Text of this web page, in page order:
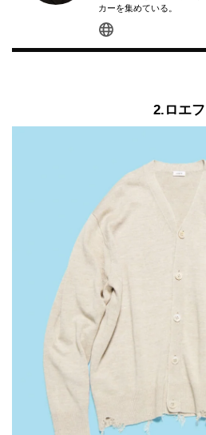
カーを集めている。
2.ロエフ